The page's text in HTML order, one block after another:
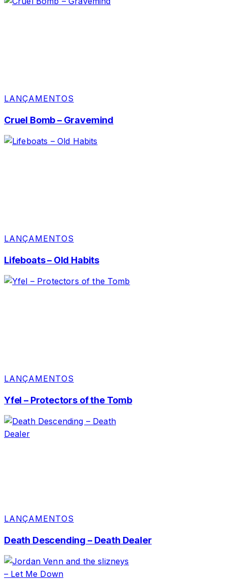
LANÇAMENTOS
Cruel Bomb – Gravemind
LANÇAMENTOS
Lifeboats – Old Habits
LANÇAMENTOS
Yfel – Protectors of the Tomb
LANÇAMENTOS
Death Descending – Death Dealer